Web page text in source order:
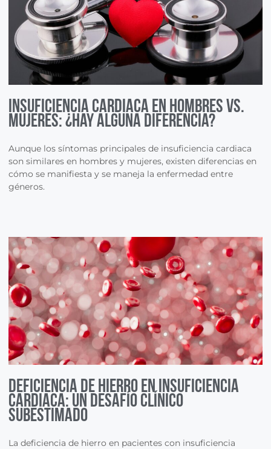
Insuficiencia cardiaca en hombres vs.
mujeres: ¿Hay alguna diferencia?
Aunque los síntomas principales de insuficiencia cardiaca
son similares en hombres y mujeres, existen diferencias en
cómo se manifiesta y se maneja la enfermedad entre
géneros.
Deficiencia de hierro en Insuficiencia
Cardiaca: Un desafío clínico
subestimado
La deficiencia de hierro en pacientes con insuficiencia